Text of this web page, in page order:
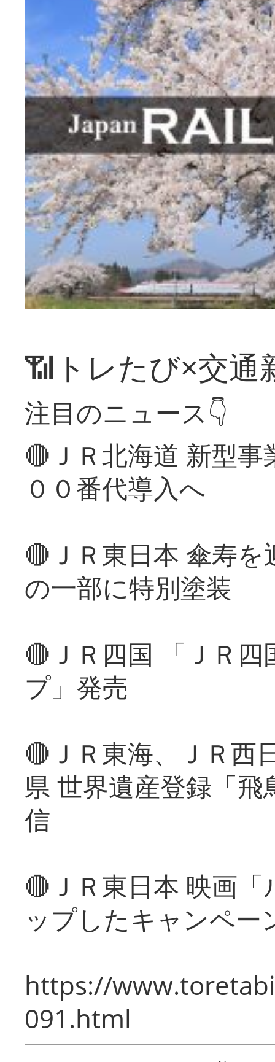
📶トレたび×交通
注目のニュース👇
🔴ＪＲ北海道 新型
００番代導入へ
🔴ＪＲ東日本 傘寿
の一部に特別塗装
🔴ＪＲ四国 「ＪＲ
プ」発売
🔴ＪＲ東海、ＪＲ西
県 世界遺産登録「
信
🔴ＪＲ東日本 映画
ップしたキャンペー
https://
091.html